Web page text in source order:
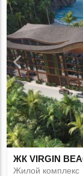
ЖК VIRGIN
Жилой комплекс